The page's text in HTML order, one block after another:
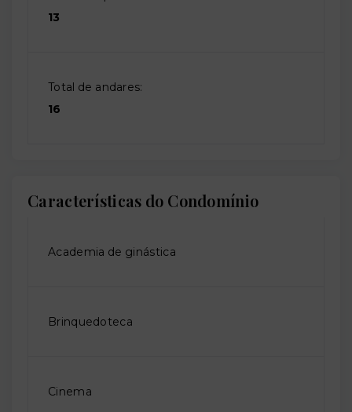
13
Total de andares:
16
Características do Condomínio
Academia de ginástica
Brinquedoteca
Cinema